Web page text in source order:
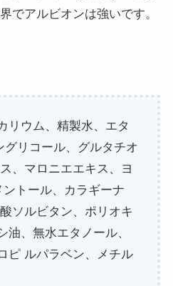
でアルビオンは強いです。
リウム、精製水、エタ
グリコール、グルタチオ
、マロニエエキス、ヨ
トール、カラギーナ
ソルビタン、ポリオキ
油、無水エタノール、
ピ ルパラベン、メチル